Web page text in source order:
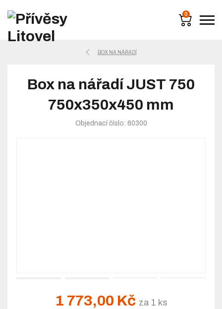
0
BOX NA NÁŘADÍ
Box na nářadí JUST 750
750x350x450 mm
Objednací číslo: 60300
1 773,00 Kč za 1 ks